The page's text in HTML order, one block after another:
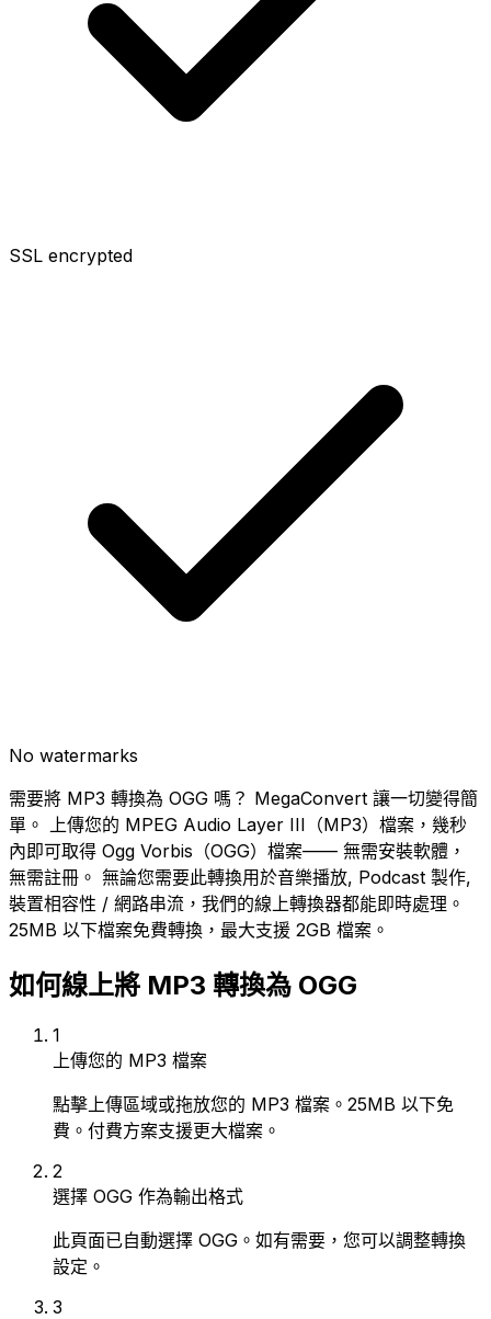
SSL encrypted
No watermarks
需要將 MP3 轉換為 OGG 嗎？ MegaConvert 讓一切變得簡
單。 上傳您的 MPEG Audio Layer III（MP3）檔案，幾秒
內即可取得 Ogg Vorbis（OGG）檔案—— 無需安裝軟體，
無需註冊。 無論您需要此轉換用於音樂播放, Podcast 製作,
裝置相容性 / 網路串流，我們的線上轉換器都能即時處理。
25MB 以下檔案免費轉換，最大支援 2GB 檔案。
如何線上將 MP3 轉換為 OGG
1
上傳您的 MP3 檔案
點擊上傳區域或拖放您的 MP3 檔案。25MB 以下免
費。付費方案支援更大檔案。
2
選擇 OGG 作為輸出格式
此頁面已自動選擇 OGG。如有需要，您可以調整轉換
設定。
3